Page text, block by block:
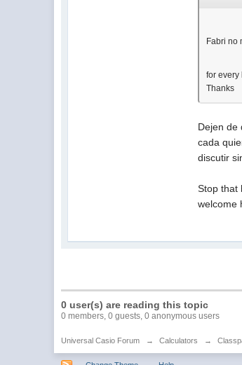
Fabri no
for every
Thanks
Dejen de
cada
discutir
Stop that
welcome
0 user(s) are reading this topic
0 members, 0 guests, 0 anonymous users
Universal Casio Forum → Calculators →